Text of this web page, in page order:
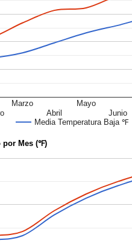
Media Temperatura Baja ℉
Marzo
Abril
Mayo
Junio
por Mes (℉)